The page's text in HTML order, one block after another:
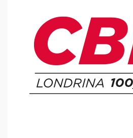
Imprensa
Contato